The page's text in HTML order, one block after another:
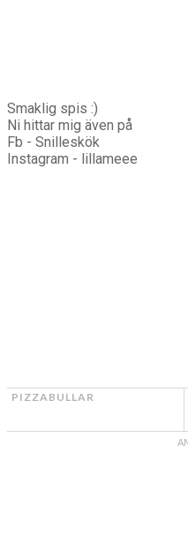
Smaklig spis :)
Ni hittar mig även på
Fb - Snilleskök
Instagram - lillameee
PIZZABULLAR